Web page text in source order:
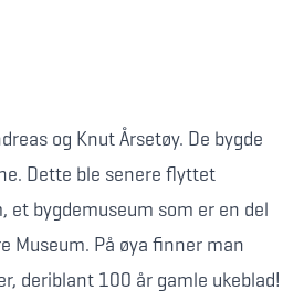
og Knut Årsetøy. De bygde
Dette ble senere flyttet
et bygdemuseum som er en del
Museum. På øya finner man
deriblant 100 år gamle ukeblad!